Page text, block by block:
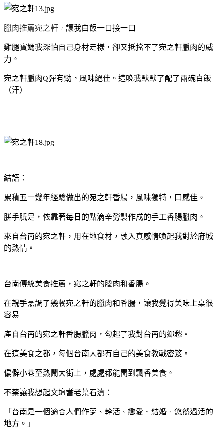
臘肉推薦宛之軒， 讓我白飯一口接一口
雞腿寶媽我深怕自己身材走樣，卻又抵擋不了宛之軒臘肉的威
力。
宛之軒臘肉Q彈有勁，風味絕佳。這晚我默默了配了兩碗白飯
（汗）
結語：
累積五十幾年經驗做出的宛之軒香腸，風味獨特，口感佳。
胼手胝足，依靠著每日的點滴辛勞製作成的手工香腸臘肉。
來自台南的宛之軒，用在地食材，融入真感情喚起我對於府城
的熱情。
台南傳統美食推薦，宛之軒的臘肉和香腸。
在親手烹調了幾餐宛之軒的臘肉和香腸，讓我覺得美味上桌很
容易
產自台南的宛之軒香腸臘肉，勾起了我對台南的鄉愁。
在這美食之都，每個台南人都有自己的美食教戰密笈。
偏僻小巷至熱鬧大街上，處處都能聞到飄香美食。
不禁讓我想起文壇耆老葉石濤：
「台南是一個適合人們作夢、幹活、戀愛、結婚、悠然過活的
地方。」